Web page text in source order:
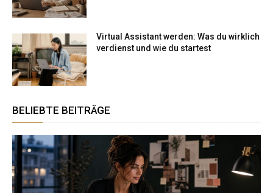
Virtual Assistant werden: Was du wirklich
verdienst und wie du startest
BELIEBTE BEITRÄGE